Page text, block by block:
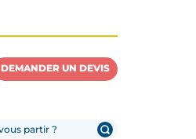
DEMANDER UN DEVIS